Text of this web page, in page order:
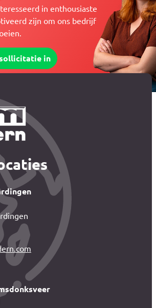
in enthousiaste
zijn om ons bedrijf
sollicitatie in